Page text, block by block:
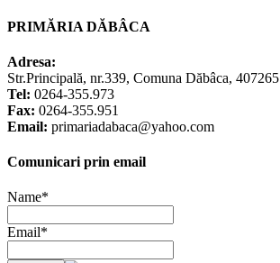
PRIMĂRIA DĂBÂCA
Adresa:
Str.Principală, nr.339, Comuna Dăbâca, 407265
Tel: 0264-355.973
Fax: 0264-355.951
Email: primariadabaca@yahoo.com
Comunicari prin email
Name*
Email*